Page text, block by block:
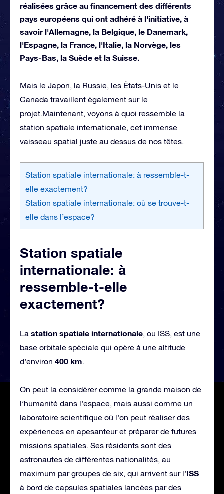
réalisées grâce au financement des différents
pays européens qui ont adhéré à l'initiative, à
savoir l'Allemagne, la Belgique, le Danemark,
l'Espagne, la France, l'Italie, la Norvège, les
Pays-Bas, la Suède et la Suisse.
Mais le Japon, la Russie, les États-Unis et le
Canada travaillent également sur le
projet.Maintenant, voyons à quoi ressemble la
station spatiale internationale, cet immense
vaisseau spatial juste au dessus de nos têtes.
Station spatiale internationale: à ressemble-t-
elle exactement?
Station spatiale internationale: où se trouve-t-
elle dans l’espace?
Station spatiale
internationale: à
ressemble-t-elle
exactement?
La station spatiale internationale, ou ISS, est une
base orbitale spéciale qui opère à une altitude
d’environ 400 km.
On peut la considérer comme la grande maison de
l’humanité dans l’espace, mais aussi comme un
laboratoire scientifique où l’on peut réaliser des
expériences en apesanteur et préparer de futures
missions spatiales. Ses résidents sont des
astronautes de différentes nationalités, au
maximum par groupes de six, qui arrivent sur l’ISS
à bord de capsules spatiales lancées par des